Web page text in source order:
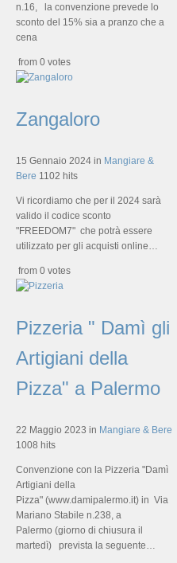
n.16, la convenzione prevede lo
sconto del 15% sia a pranzo che a
cena
from 0 votes
Zangaloro
15 Gennaio 2024 in Mangiare &
Bere 1102 hits
Vi ricordiamo che per il 2024 sarà
valido il codice sconto
"FREEDOM7" che potrà essere
utilizzato per gli acquisti online…
from 0 votes
Pizzeria " Damì gli
Artigiani della
Pizza" a Palermo
22 Maggio 2023 in Mangiare & Bere
1008 hits
Convenzione con la Pizzeria "Damì
Artigiani della
Pizza" (www.damipalermo.it) in Via
Mariano Stabile n.238, a
Palermo (giorno di chiusura il
martedì) prevista la seguente…